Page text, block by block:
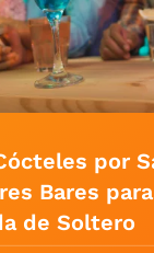
por
Bares
de Soltero